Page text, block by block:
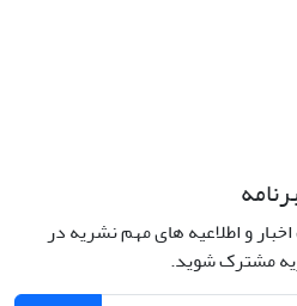
و اطلاعیه های مهم نشریه در
مشترک شوید.